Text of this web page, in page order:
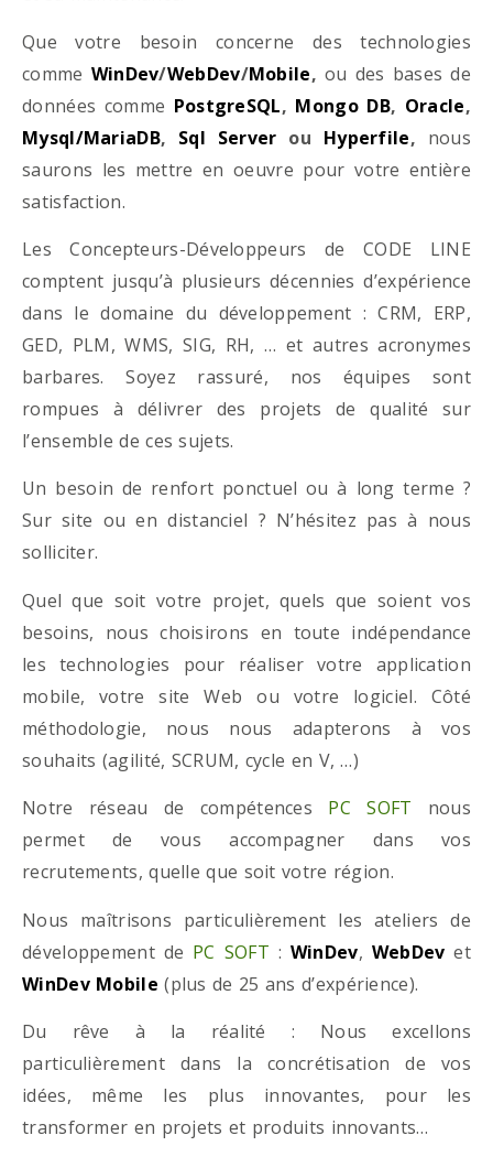
Que votre besoin concerne des technologies
comme WinDev/WebDev/Mobile, ou des bases de
données comme PostgreSQL, Mongo DB, Oracle,
Mysql/MariaDB, Sql Server ou Hyperfile, nous
saurons les mettre en oeuvre pour votre entière
satisfaction.
Les Concepteurs-Développeurs de CODE LINE
comptent jusqu’à plusieurs décennies d’expérience
dans le domaine du développement : CRM, ERP,
GED, PLM, WMS, SIG, RH, … et autres acronymes
barbares. Soyez rassuré, nos équipes sont
rompues à délivrer des projets de qualité sur
l’ensemble de ces sujets.
Un besoin de renfort ponctuel ou à long terme ?
Sur site ou en distanciel ? N’hésitez pas à nous
solliciter.
Quel que soit votre projet, quels que soient vos
besoins, nous choisirons en toute indépendance
les technologies pour réaliser votre application
mobile, votre site Web ou votre logiciel. Côté
méthodologie, nous nous adapterons à vos
souhaits (agilité, SCRUM, cycle en V, …)
Notre réseau de compétences PC SOFT nous
permet de vous accompagner dans vos
recrutements, quelle que soit votre région.
Nous maîtrisons particulièrement les ateliers de
développement de PC SOFT : WinDev, WebDev et
WinDev Mobile (plus de 25 ans d’expérience).
Du rêve à la réalité : Nous excellons
particulièrement dans la concrétisation de vos
idées, même les plus innovantes, pour les
transformer en projets et produits innovants…